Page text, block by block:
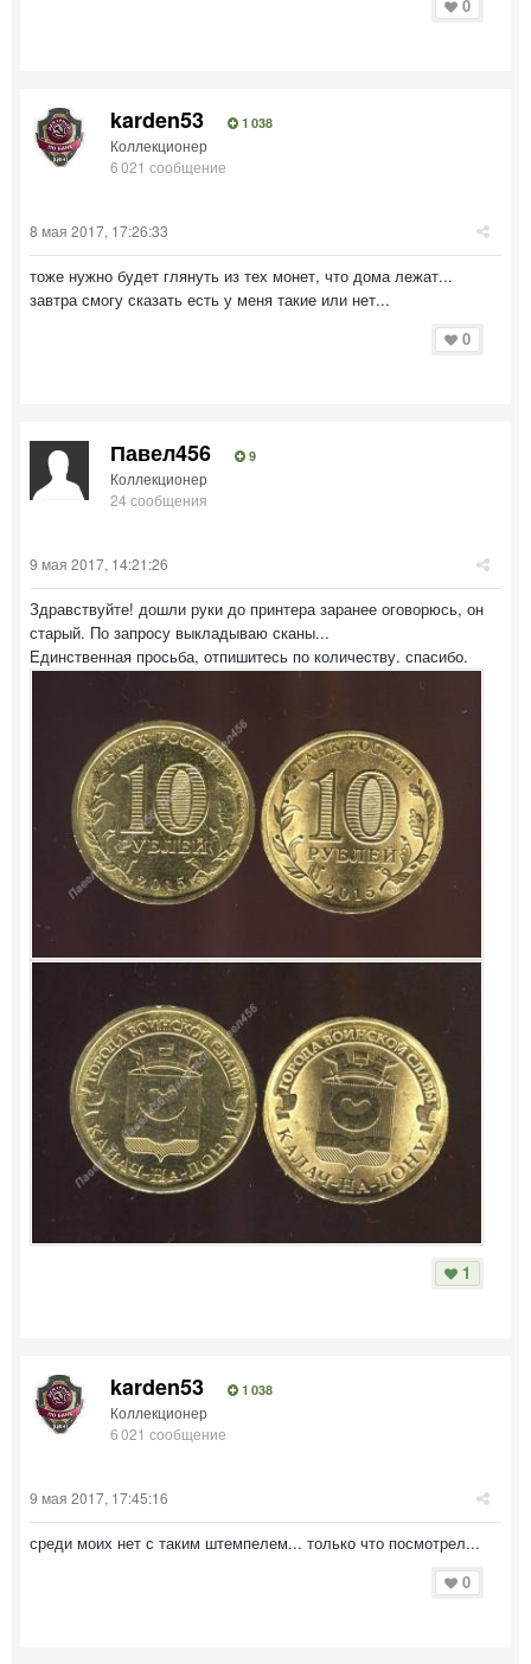
0
karden53 1 038
Коллекционер
6 021 сообщение
8 мая 2017, 17:26:33
тоже нужно будет глянуть из тех монет, что дома лежат...
завтра смогу сказать есть у меня такие или нет...
0
Павел456 9
Коллекционер
24 сообщения
9 мая 2017, 14:21:26
Здравствуйте! дошли руки до принтера заранее оговорюсь, он
старый. По запросу выкладываю сканы...
Единственная просьба, отпишитесь по количеству. спасибо.
1
karden53 1 038
Коллекционер
6 021 сообщение
9 мая 2017, 17:45:16
среди моих нет с таким штемпелем... только что посмотрел...
0